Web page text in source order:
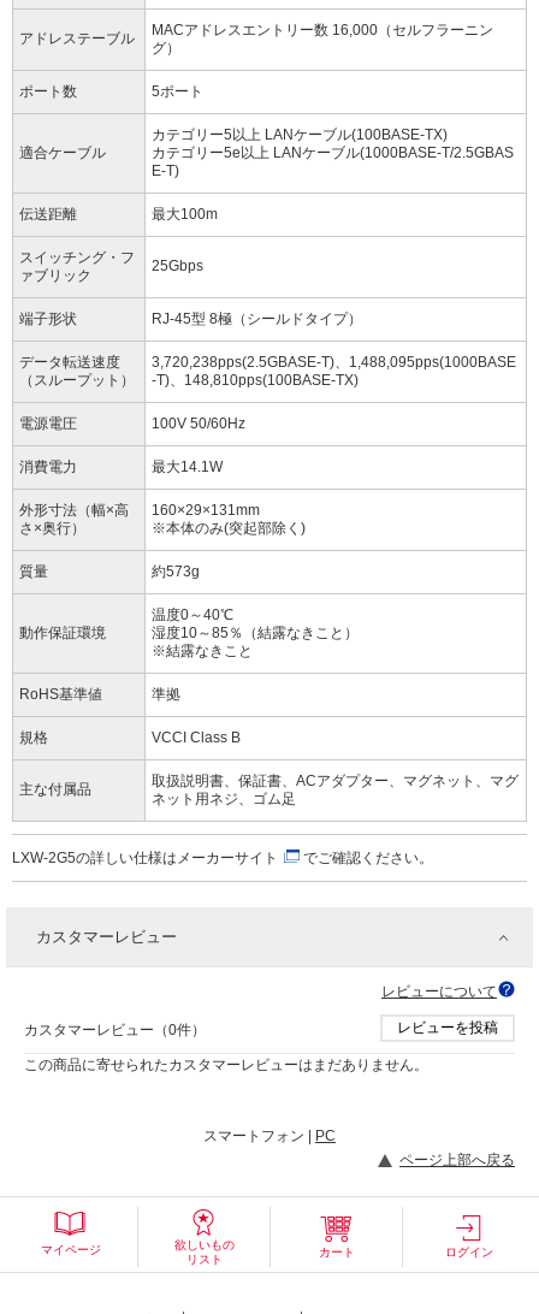
アドレステーブル
MACアドレスエントリー数 16,000（セルフラーニン
グ）
ポート数 5ポート
適合ケーブル
カテゴリー5以上 LANケーブル(100BASE-TX)
カテゴリー5e以上 LANケーブル(1000BASE-T/2.5GBAS
E-T)
伝送距離 最大100m
スイッチング・フ
ァブリック
25Gbps
端子形状 RJ-45型 8極（シールドタイプ）
データ転送速度
（スループット）
3,720,238pps(2.5GBASE-T)、1,488,095pps(1000BASE
-T)、148,810pps(100BASE-TX)
電源電圧 100V 50/60Hz
消費電力 最大14.1W
外形寸法（幅×高
さ×奥行）
160×29×131mm
※本体のみ(突起部除く)
質量 約573g
動作保証環境
温度0～40℃
湿度10～85％（結露なきこと）
※結露なきこと
RoHS基準値 準拠
規格 VCCI Class B
主な付属品
取扱説明書、保証書、ACアダプター、マグネット、マグ
ネット用ネジ、ゴム足
LXW-2G5の詳しい仕様は メーカーサイト でご確認ください。
カスタマーレビュー
レビューについて
カスタマーレビュー（0件） レビューを投稿
この商品に寄せられたカスタマーレビューはまだありません。
スマートフォン |
PC
ページ上部へ戻る
マイページ
欲しいもの
リスト
カート ログイン